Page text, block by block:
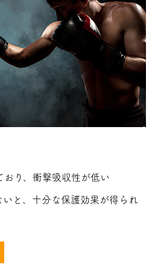
おり、衝撃吸収性が低い
いと、十分な保護効果が得られ